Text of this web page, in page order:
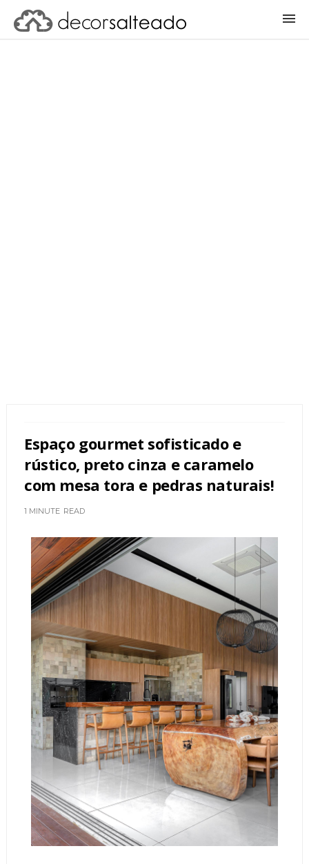
Espaço gourmet sofisticado e
rústico, preto cinza e caramelo
com mesa tora e pedras naturais!
1 MINUTE READ